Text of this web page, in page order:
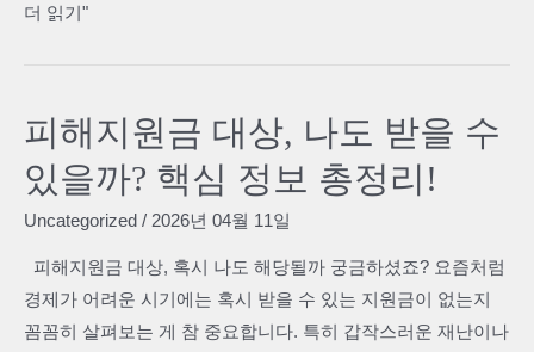
드
피
금
언
을
수
있
더 읽기"
피해지원금 대상, 나도 받을 수
있을까? 핵심 정보 총정리!
Uncategorized / 2026년 04월 11일
피해지원금 대상, 혹시 나도 해당될까 궁금하셨죠? 요즘처럼
경제가 어려운 시기에는 혹시 받을 수 있는 지원금이 없는지
꼼꼼히 살펴보는 게 참 중요합니다. 특히 갑작스러운 재난이나